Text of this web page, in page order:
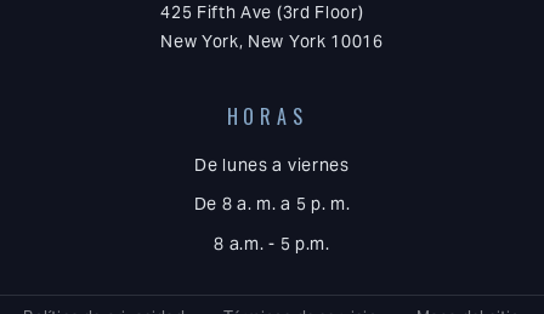
425 Fifth Ave (3rd Floor)
New York, New York 10016
HORAS
De lunes a viernes
De 8 a. m. a 5 p. m.
8 a.m. - 5 p.m.